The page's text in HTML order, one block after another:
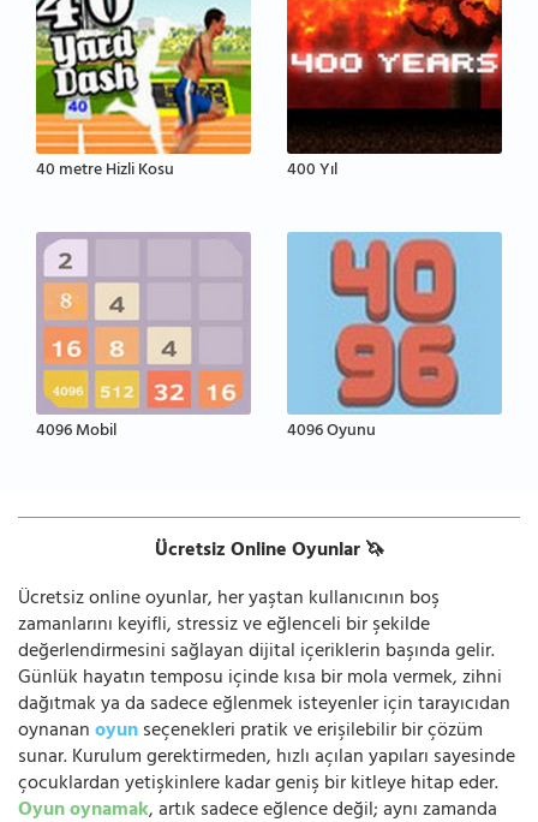
40 metre Hizli Kosu 400 Yıl
4096 Mobil 4096 Oyunu
Ücretsiz Online Oyunlar 🦄
Ücretsiz online oyunlar, her yaştan kullanıcının boş
zamanlarını keyifli, stressiz ve eğlenceli bir şekilde
değerlendirmesini sağlayan dijital içeriklerin başında gelir.
Günlük hayatın temposu içinde kısa bir mola vermek, zihni
dağıtmak ya da sadece eğlenmek isteyenler için tarayıcıdan
oynananoyunseçenekleri pratik ve erişilebilir bir çözüm
sunar. Kurulum gerektirmeden, hızlı açılan yapıları sayesinde
çocuklardan yetişkinlere kadar geniş bir kitleye hitap eder.
Oyun oynamak, artık sadece eğlence değil; aynı zamanda